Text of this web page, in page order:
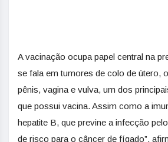
A vacinação ocupa papel central na
se fala em tumores de colo de útero,
pênis, vagina e ​​vulva, um dos​​
que possui vacina. ​Assim como a
hepatite B, que previne ​​a infecção​​
de risco para o câncer de fígado”,